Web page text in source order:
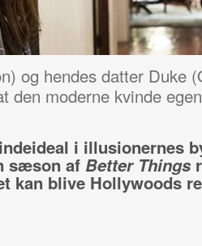
og hendes datter Duke
den moderne kvinde
i illusionernes
sæson af Better Things
kan blive Hollywoods